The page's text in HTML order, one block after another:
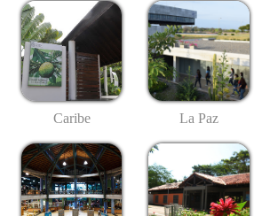
Caribe La Paz